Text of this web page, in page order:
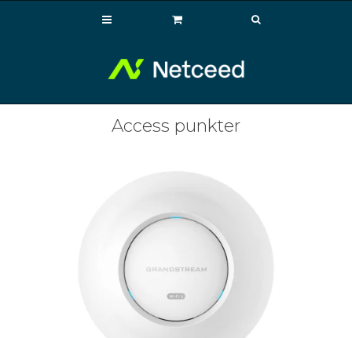
Access punkter